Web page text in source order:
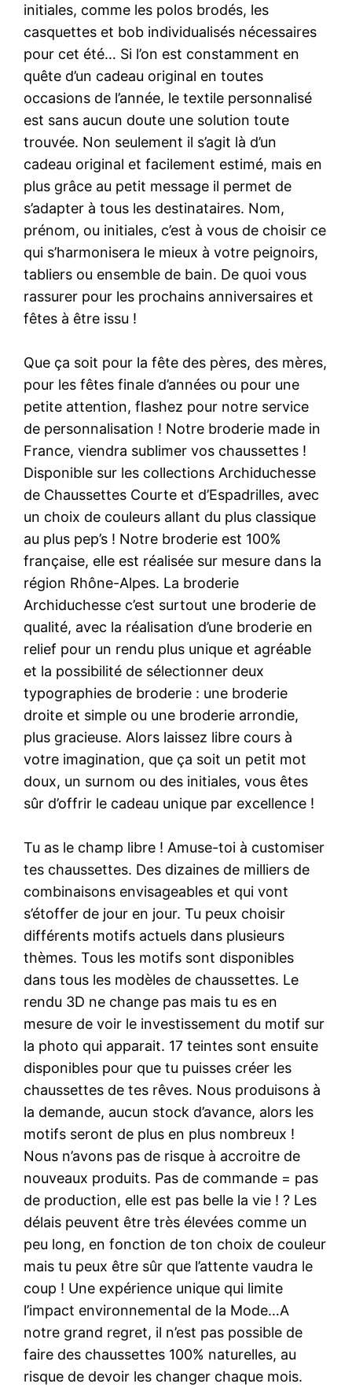
initiales, comme les polos brodés, les
casquettes et bob individualisés nécessaires
pour cet été… Si l’on est constamment en
quête d’un cadeau original en toutes
occasions de l’année, le textile personnalisé
est sans aucun doute une solution toute
trouvée. Non seulement il s’agit là d’un
cadeau original et facilement estimé, mais en
plus grâce au petit message il permet de
s’adapter à tous les destinataires. Nom,
prénom, ou initiales, c’est à vous de choisir ce
qui s’harmonisera le mieux à votre peignoirs,
tabliers ou ensemble de bain. De quoi vous
rassurer pour les prochains anniversaires et
fêtes à être issu !
Que ça soit pour la fête des pères, des mères,
pour les fêtes finale d’années ou pour une
petite attention, flashez pour notre service
de personnalisation ! Notre broderie made in
France, viendra sublimer vos chaussettes !
Disponible sur les collections Archiduchesse
de Chaussettes Courte et d’Espadrilles, avec
un choix de couleurs allant du plus classique
au plus pep’s ! Notre broderie est 100%
française, elle est réalisée sur mesure dans la
région Rhône-Alpes. La broderie
Archiduchesse c’est surtout une broderie de
qualité, avec la réalisation d’une broderie en
relief pour un rendu plus unique et agréable
et la possibilité de sélectionner deux
typographies de broderie : une broderie
droite et simple ou une broderie arrondie,
plus gracieuse. Alors laissez libre cours à
votre imagination, que ça soit un petit mot
doux, un surnom ou des initiales, vous êtes
sûr d’offrir le cadeau unique par excellence !
Tu as le champ libre ! Amuse-toi à customiser
tes chaussettes. Des dizaines de milliers de
combinaisons envisageables et qui vont
s’étoffer de jour en jour. Tu peux choisir
différents motifs actuels dans plusieurs
thèmes. Tous les motifs sont disponibles
dans tous les modèles de chaussettes. Le
rendu 3D ne change pas mais tu es en
mesure de voir le investissement du motif sur
la photo qui apparait. 17 teintes sont ensuite
disponibles pour que tu puisses créer les
chaussettes de tes rêves. Nous produisons à
la demande, aucun stock d’avance, alors les
motifs seront de plus en plus nombreux !
Nous n’avons pas de risque à accroitre de
nouveaux produits. Pas de commande = pas
de production, elle est pas belle la vie ! ? Les
délais peuvent être très élevées comme un
peu long, en fonction de ton choix de couleur
mais tu peux être sûr que l’attente vaudra le
coup ! Une expérience unique qui limite
l’impact environnemental de la Mode…A
notre grand regret, il n’est pas possible de
faire des chaussettes 100% naturelles, au
risque de devoir les changer chaque mois.